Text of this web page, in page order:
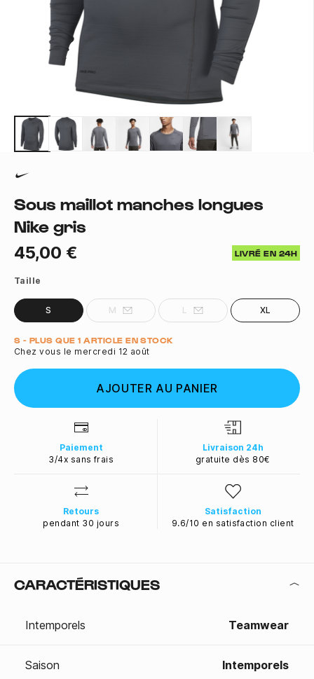
Sous maillot manches longues
Nike gris
45,00 € LIVRÉ EN 24H
Taille
S M L XL
Quantité
S - PLUS QUE 1 ARTICLE EN STOCK
Chez vous le mercredi 12 août
AJOUTER AU PANIER
Paiement
3/4x sans frais
Livraison 24h
gratuite dès 80€
Retours
pendant 30 jours
Satisfaction
9.6/10 en satisfaction client
CARACTÉRISTIQUES
Intemporels Teamwear
Saison Intemporels